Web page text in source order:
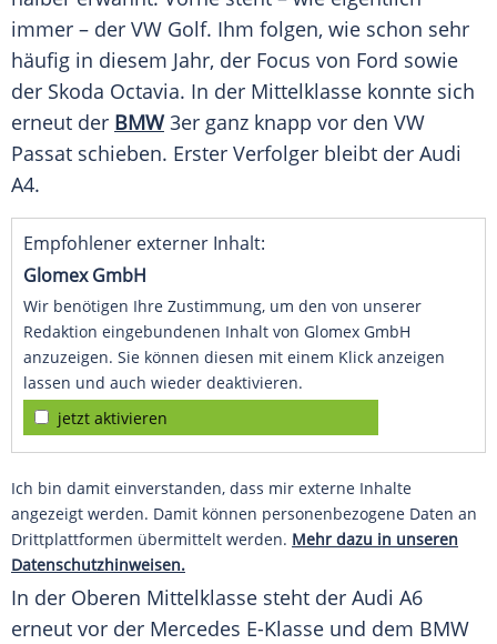
immer – der VW Golf. Ihm folgen, wie schon sehr
häufig in diesem Jahr, der Focus von Ford sowie
der Skoda Octavia. In der Mittelklasse konnte sich
erneut der BMW3er ganz knapp vor den VW
Passat schieben. Erster Verfolger bleibt der Audi
A4.
Empfohlener externer Inhalt:
Glomex GmbH
Wir benötigen Ihre Zustimmung, um den von unserer
Redaktion eingebundenen Inhalt von Glomex GmbH
anzuzeigen. Sie können diesen mit einem Klick anzeigen
lassen und auch wieder deaktivieren.
jetzt aktivieren
Ich bin damit einverstanden, dass mir externe Inhalte
angezeigt werden. Damit können personenbezogene Daten an
Drittplattformen übermittelt werden. Mehr dazu in unseren
Datenschutzhinweisen.
In der Oberen Mittelklasse steht der Audi A6
erneut vor der Mercedes E-Klasse und dem BMW